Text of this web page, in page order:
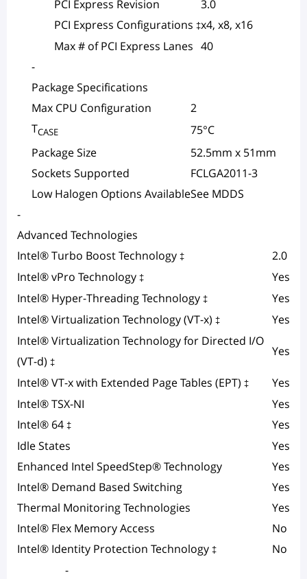
PCI Express Revision
3.0
PCI Express Configurations ‡x4, x8, x16
Max # of PCI Express Lanes 40
-
Package Specifications
Max CPU Configuration
2
TCASE
75°C
Package Size
52.5mm x 51mm
Sockets Supported
FCLGA2011-3
Low Halogen Options AvailableSee MDDS
-
Advanced Technologies
Intel® Turbo Boost Technology ‡
2.0
Intel® vPro Technology ‡
Yes
Intel® Hyper-Threading Technology ‡
Yes
Intel® Virtualization Technology (VT-x) ‡
Yes
Intel® Virtualization Technology for Directed I/O
(VT-d) ‡
Yes
Intel® VT-x with Extended Page Tables (EPT) ‡
Yes
Intel® TSX-NI
Yes
Intel® 64 ‡
Yes
Idle States
Yes
Enhanced Intel SpeedStep® Technology
Yes
Intel® Demand Based Switching
Yes
Thermal Monitoring Technologies
Yes
Intel® Flex Memory Access
No
Intel® Identity Protection Technology ‡
No
-